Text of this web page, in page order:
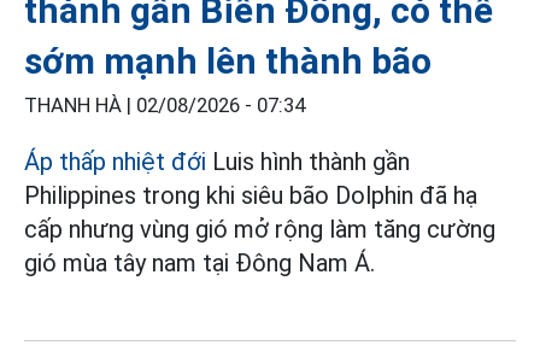
thành gần Biển Đông, có thể
sớm mạnh lên thành bão
THANH HÀ | 02/08/2026 - 07:34
Áp thấp nhiệt đới Luis hình thành gần
Philippines trong khi siêu bão Dolphin đã hạ
cấp nhưng vùng gió mở rộng làm tăng cường
gió mùa tây nam tại Đông Nam Á.